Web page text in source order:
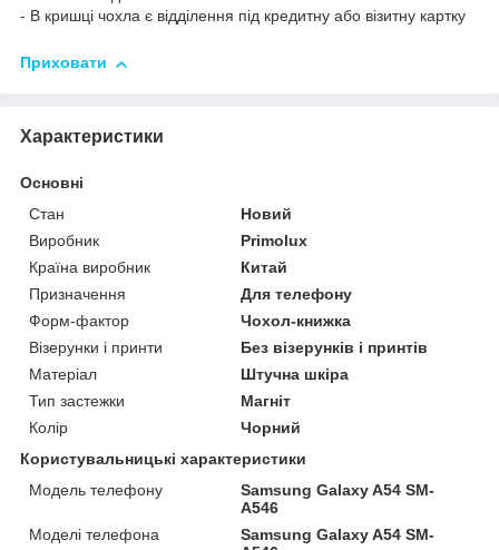
- В кришці чохла є відділення під кредитну або візитну картку
Приховати
Характеристики
Основні
Стан
Новий
Виробник
Primolux
Країна виробник
Китай
Призначення
Для телефону
Форм-фактор
Чохол-книжка
Візерунки і принти
Без візерунків і принтів
Матеріал
Штучна шкіра
Тип застежки
Магніт
Колір
Чорний
Користувальницькі характеристики
Модель телефону
Samsung Galaxy A54 SM-
A546
Моделі телефона
Samsung Galaxy A54 SM-